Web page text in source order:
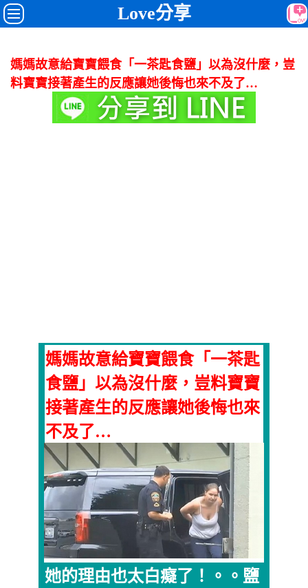
Love分享
媽媽故意給寶寶餵食「一茶匙食鹽」以為沒什麼，豈
料寶寶接著產生的反應讓她後悔也來不及了…
媽媽故意給寶寶餵食「一茶匙
食鹽」以為沒什麼，豈料寶寶
接著產生的反應讓她後悔也來
不及了…
她的理由也太白癡了！。。鹽